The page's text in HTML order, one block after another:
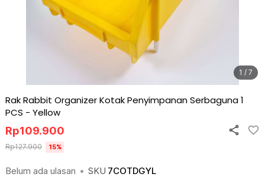
1 / 7
Rak Rabbit Organizer Kotak Penyimpanan Serbaguna 1
PCS - Yellow
Belum ada ulasan • SKU 7COTDGYL
Rp109.900
Rp127.900 15%